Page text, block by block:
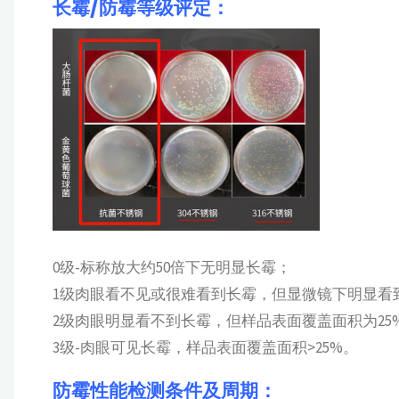
长霉/防霉等级评定：
0级-标称放大约50倍下无明显长霉；
1级肉眼看不见或很难看到长霉，但显微镜下明显看
2级肉眼明显看不到长霉，但样品表面覆盖面积为
3级-肉眼可见长霉，样品表面覆盖面积>25%。
防霉性能检测条件及周期：